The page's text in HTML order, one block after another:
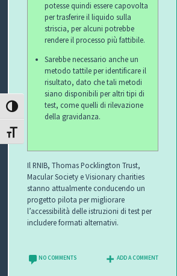
ATTIVA/DISATTIVA ALTO CONTRASTO
ATTIVA/DISATTIVA DIMENSIONE TESTO
potesse quindi essere capovolta
per trasferire il liquido sulla
striscia, per alcuni potrebbe
rendere il processo più fattibile.
Sarebbe necessario anche un
metodo tattile per identificare il
risultato, dato che tali metodi
siano disponibili per altri tipi di
test, come quelli di rilevazione
della gravidanza.
Il RNIB, Thomas Pocklington Trust,
Macular Society e Visionary charities
stanno attualmente conducendo un
progetto pilota per migliorare
l’accessibilità delle istruzioni di test per
includere formati alternativi.
NO COMMENTS ADD A COMMENT